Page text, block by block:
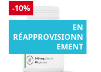
-10%
EN
RÉAPPROVISIONN
EMENT